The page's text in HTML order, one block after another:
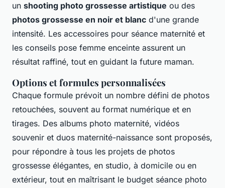
un shooting photo grossesse artistique ou des
photos grossesse en noir et blanc d'une grande
intensité. Les accessoires pour séance maternité et
les conseils pose femme enceinte assurent un
résultat raffiné, tout en guidant la future maman.
Options et formules personnalisées
Chaque formule prévoit un nombre défini de photos
retouchées, souvent au format numérique et en
tirages. Des albums photo maternité, vidéos
souvenir et duos maternité-naissance sont proposés,
pour répondre à tous les projets de photos
grossesse élégantes, en studio, à domicile ou en
extérieur, tout en maîtrisant le budget séance photo